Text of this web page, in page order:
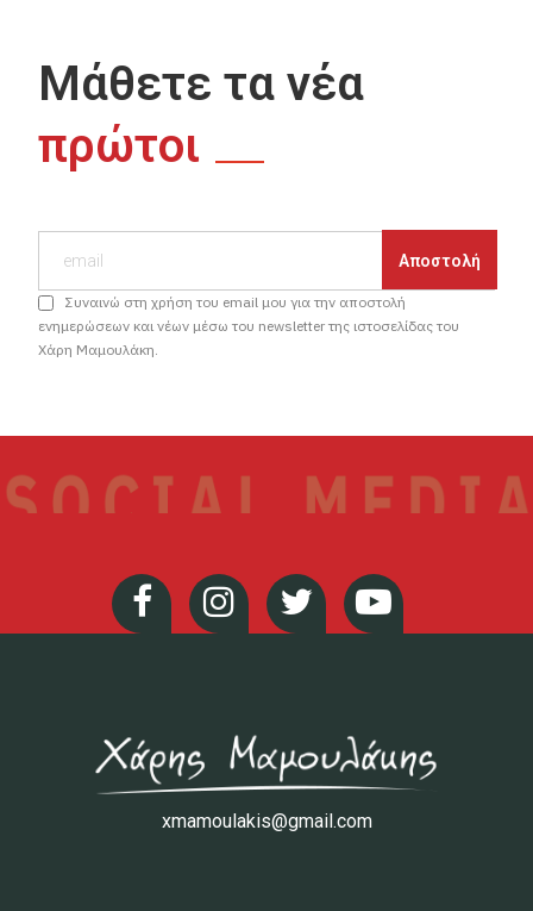
Μάθετε τα νέα
πρώτοι
Συναινώ στη χρήση του email μου για την αποστολή
ενημερώσεων και νέων μέσω του newsletter της ιστοσελίδας του
Χάρη Μαμουλάκη.
xmamoulakis@gmail.com